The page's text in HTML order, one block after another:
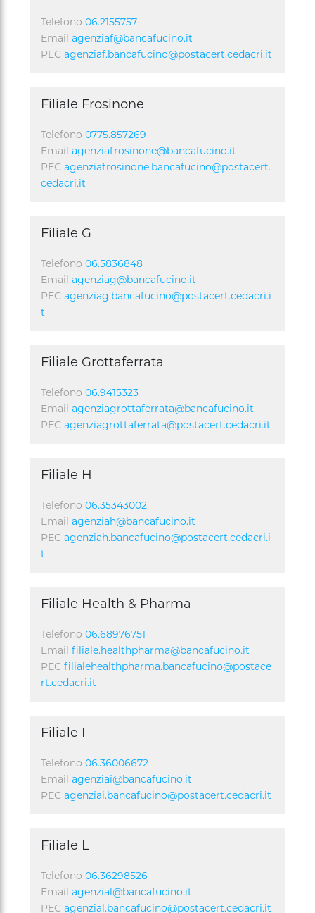
Telefono 06.2155757
Email agenziaf@bancafucino.it
PEC agenziaf.bancafucino@postacert.cedacri.it
Filiale Frosinone
Telefono 0775.857269
Email agenziafrosinone@bancafucino.it
PEC agenziafrosinone.bancafucino@postacert.
cedacri.it
Filiale G
Telefono 06.5836848
Email agenziag@bancafucino.it
PEC agenziag.bancafucino@postacert.cedacri.i
t
Filiale Grottaferrata
Telefono 06.9415323
Email agenziagrottaferrata@bancafucino.it
PEC agenziagrottaferrata@postacert.cedacri.it
Filiale H
Telefono 06.35343002
Email agenziah@bancafucino.it
PEC agenziah.bancafucino@postacert.cedacri.i
t
Filiale Health & Pharma
Telefono 06.68976751
Email filiale.healthpharma@bancafucino.it
PEC filialehealthpharma.bancafucino@postace
rt.cedacri.it
Filiale I
Telefono 06.36006672
Email agenziai@bancafucino.it
PEC agenziai.bancafucino@postacert.cedacri.it
Filiale L
Telefono 06.36298526
Email agenzial@bancafucino.it
PEC agenzial.bancafucino@postacert.cedacri.it